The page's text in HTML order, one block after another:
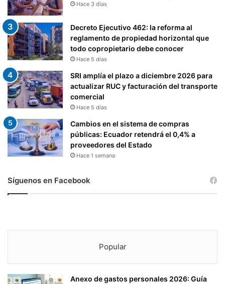
Hace 3 días
Decreto Ejecutivo 462: la reforma al
reglamento de propiedad horizontal que
todo copropietario debe conocer
Hace 5 días
SRI amplía el plazo a diciembre 2026 para
actualizar RUC y facturación del transporte
comercial
Hace 5 días
Cambios en el sistema de compras
públicas: Ecuador retendrá el 0,4% a
proveedores del Estado
Hace 1 semana
Síguenos en Facebook
Popular
Anexo de gastos personales 2026: Guía